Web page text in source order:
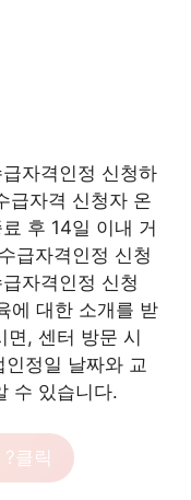
자격인정 신청하
급자격 신청자 온
후 14일 이내 거
급자격인정 신청
자격인정 신청
에 대한 소개를 받
면, 센터 방문 시
정일 날짜와 교
수 있습니다.
?클릭